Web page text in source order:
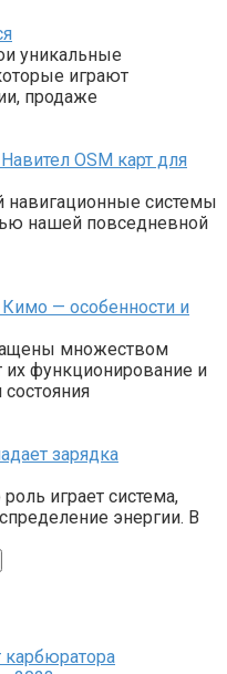
уникальные
играют
продаже
OSM карт для
навигационные системы
нашей повседневной
— особенности и
множеством
их функционирование и
зарядка
играет система,
энергии. В
карбюратора